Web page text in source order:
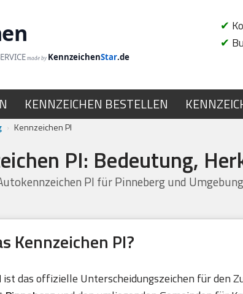
made by KennzeichenStar.de
✔
✔
KENNZEICHEN BESTELLEN
› Kennzeichen PI
PI: Bedeutung,
PI für Pinneberg und Umgebung
Kennzeichen PI?
ist das offizielle Unterscheidungszeichen für den